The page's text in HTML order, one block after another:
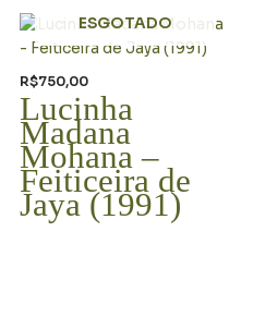
ESGOTADO
R$750,00
Lucinha
Madana
Mohana –
Feiticeira de
Jaya (1991)